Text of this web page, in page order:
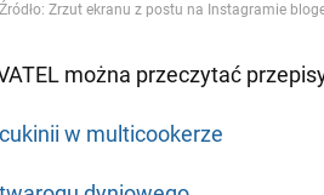
można przeczytać
w multicookerze